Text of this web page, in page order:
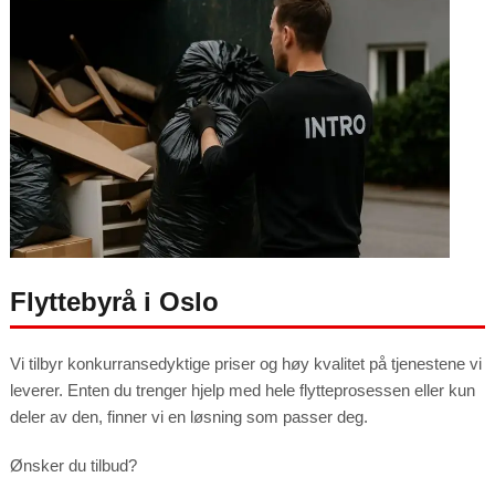
Flyttebyrå i Oslo
Vi tilbyr konkurransedyktige priser og høy kvalitet på tjenestene vi
leverer. Enten du trenger hjelp med hele flytteprosessen eller kun
deler av den, finner vi en løsning som passer deg.
Ønsker du tilbud?